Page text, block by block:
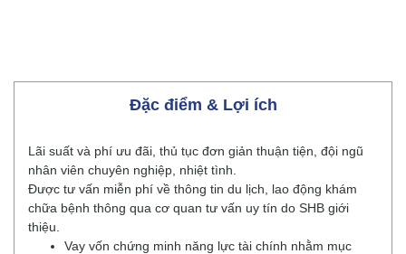
Đặc điểm & Lợi ích
Lãi suất và phí ưu đãi, thủ tục đơn giản thuận tiện, đội ngũ
nhân viên chuyên nghiệp, nhiệt tình.
Được tư vấn miễn phí về thông tin du lịch, lao động khám
chữa bệnh thông qua cơ quan tư vấn uy tín do SHB giới
thiệu.
Vay vốn chứng minh năng lực tài chính nhằm mục